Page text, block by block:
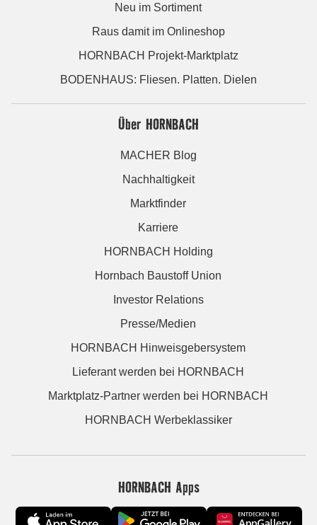
Neu im Sortiment
Raus damit im Onlineshop
HORNBACH Projekt-Marktplatz
BODENHAUS: Fliesen. Platten. Dielen
Über HORNBACH
MACHER Blog
Nachhaltigkeit
Marktfinder
Karriere
HORNBACH Holding
Hornbach Baustoff Union
Investor Relations
Presse/Medien
HORNBACH Hinweisgebersystem
Lieferant werden bei HORNBACH
Marktplatz-Partner werden bei HORNBACH
HORNBACH Werbeklassiker
HORNBACH Apps